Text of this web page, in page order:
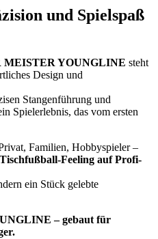
und Spielspaß
MEISTER YOUNGLINE steht
Design und
Stangenführung und
Spielerlebnis, das vom ersten
Familien, Hobbyspieler –
Tischfußball-Feeling auf Profi-
ein Stück gelebte
– gebaut für